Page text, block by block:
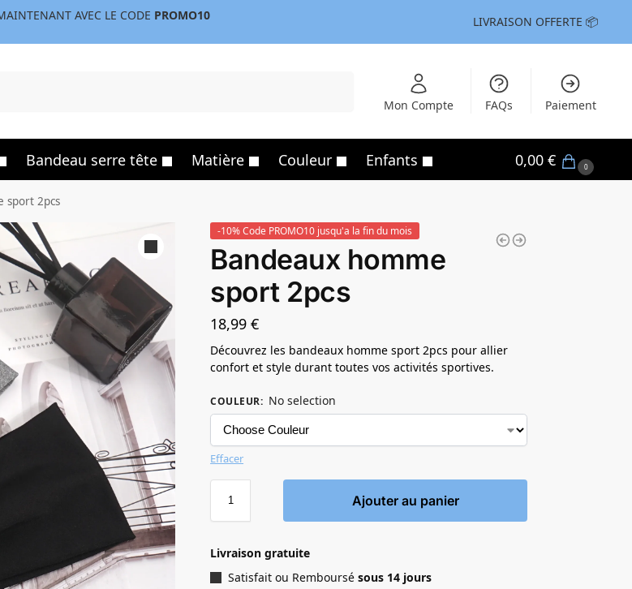
AVEC LE CODE PROMO10 LIVRAISON OFFERTE 📦
Mon Compte FAQs Paiement
Bandeau serre tête Matière Couleur Enfants 0,00€ 0
sport 2pcs
-10% Code PROMO10 jusqu'a la fin du mois
Bandeaux homme
sport 2pcs
18,99€
Découvrez les bandeaux homme sport 2pcs pour allier
confort et style durant toutes vos activités sportives.
COULEUR: No selection
Effacer
Ajouter au panier
Livraison gratuite
Satisfait ou Remboursésous 14 jours